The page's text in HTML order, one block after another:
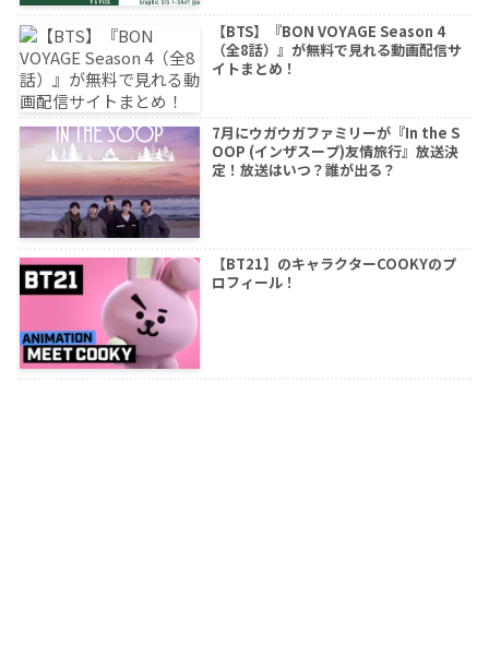
【BTS】『BON VOYAGE Season 4
（全8話）』が無料で見れる動画配信サ
イトまとめ！
7月にウガウガファミリーが『In the S
OOP (インザスープ)友情旅行』放送決
定！放送はいつ？誰が出る？
【BT21】のキャラクターCOOKYのプ
ロフィール！